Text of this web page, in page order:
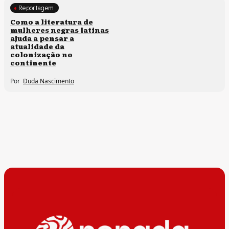
Direitos humanos
Reportagem
Como a literatura de
mulheres negras latinas
ajuda a pensar a
atualidade da
colonização no
continente
Por Duda Nascimento